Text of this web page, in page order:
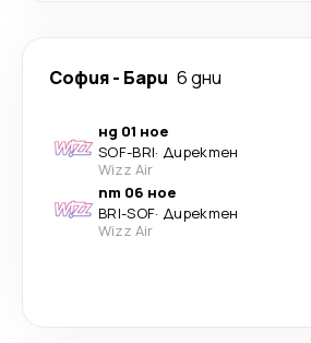
София- Бари 6 дни
нд 01 ное
SOF-BRI· Директен
Wizz Air
пт 06 ное
BRI-SOF· Директен
Wizz Air